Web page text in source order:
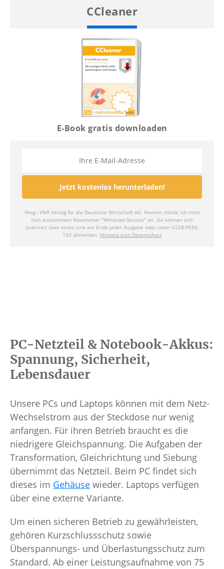
PC-Netzteil & Notebook-Akkus:
Spannung, Sicherheit,
Lebensdauer
Unsere PCs und Laptops können mit dem Netz-
Wechselstrom aus der Steckdose nur wenig
anfangen. Für ihren Betrieb braucht es die
niedrigere Gleichspannung. Die Aufgaben der
Transformation, Gleichrichtung und Siebung
übernimmt das Netzteil. Beim PC findet sich
dieses im Gehäuse wieder. Laptops verfügen
über eine externe Variante.
Um einen sicheren Betrieb zu gewährleisten,
gehören Kurzschlussschutz sowie
Überspannungs- und Überlastungsschutz zum
Standard. Ab einer Leistungsaufnahme von 75